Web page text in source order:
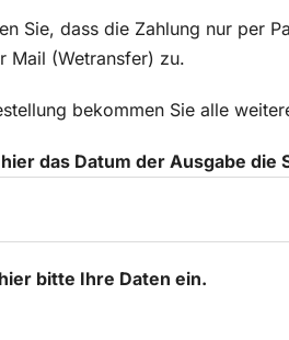
Sie, dass die Zahlung nur per
Mail (Wetransfer) zu.
bekommen Sie alle
das Datum der Ausgabe die
bitte Ihre Daten ein.